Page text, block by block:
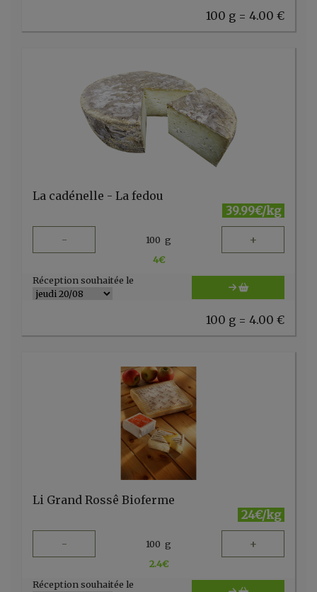
100 g = 4.00 €
La cadénelle - La fedou
39.99€/kg
- 100 g +
4€
Réception souhaitée le
100 g = 4.00 €
Li Grand Rossê Bioferme
24€/kg
- 100 g +
2.4€
Réception souhaitée le